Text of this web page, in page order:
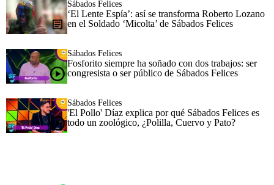
Sábados Felices
‘El Lente Espía’: así se transforma Roberto Lozano
en el Soldado ‘Micolta’ de Sábados Felices
Sábados Felices
Fosforito siempre ha soñado con dos trabajos: ser
congresista o ser público de Sábados Felices
Sábados Felices
'El Pollo' Díaz explica por qué Sábados Felices es
todo un zoológico, ¿Polilla, Cuervo y Pato?